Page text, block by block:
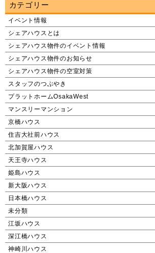
カテゴリー
イベント情報
シェアハウスとは
シェアハウス物件のイベント情報
シェアハウス物件のお知らせ
シェアハウス物件の空室対策
スタッフのつぶやき
プラットホームOsakaWest
マンスリーマンション
京橋ハウス
住吉大社前ハウス
北加賀屋ハウス
天王寺ハウス
姫島ハウス
新大阪ハウス
日本橋ハウス
未分類
江坂ハウス
深江橋ハウス
神崎川ハウス